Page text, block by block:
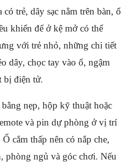
trẻ, dây sạc nằm trên bàn, ổ
khiển để ở kệ mở có thể
với trẻ nhỏ, những chi tiết
dây, chọc tay vào ổ, ngậm
bị điện tử.
nẹp, hộp kỹ thuật hoặc
và pin dự phòng ở vị trí
cắm thấp nên có nắp che,
phòng ngủ và góc chơi. Nếu